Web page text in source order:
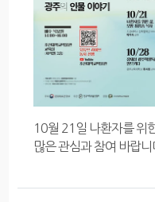
10월 21일 나환자를 위
많은 관심과 참여 바랍니